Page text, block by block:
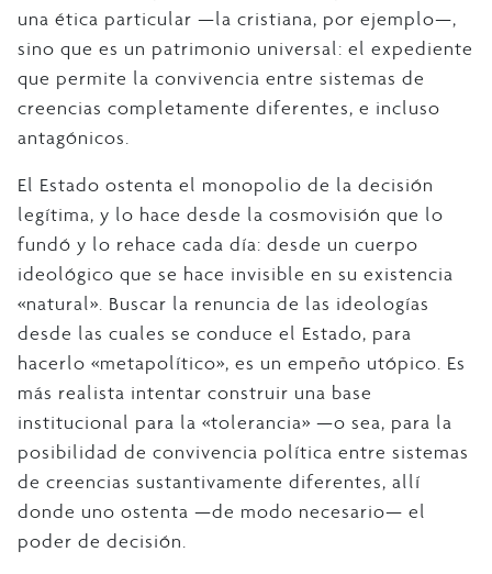
una ética particular —la cristiana, por ejemplo—,
sino que es un patrimonio universal: el expediente
que permite la convivencia entre sistemas de
creencias completamente diferentes, e incluso
antagónicos.
El Estado ostenta el monopolio de la decisión
legítima, y lo hace desde la cosmovisión que lo
fundó y lo rehace cada día: desde un cuerpo
ideológico que se hace invisible en su existencia
«natural». Buscar la renuncia de las ideologías
desde las cuales se conduce el Estado, para
hacerlo «metapolítico», es un empeño utópico. Es
más realista intentar construir una base
institucional para la «tolerancia» —o sea, para la
posibilidad de convivencia política entre sistemas
de creencias sustantivamente diferentes, allí
donde uno ostenta —de modo necesario— el
poder de decisión.